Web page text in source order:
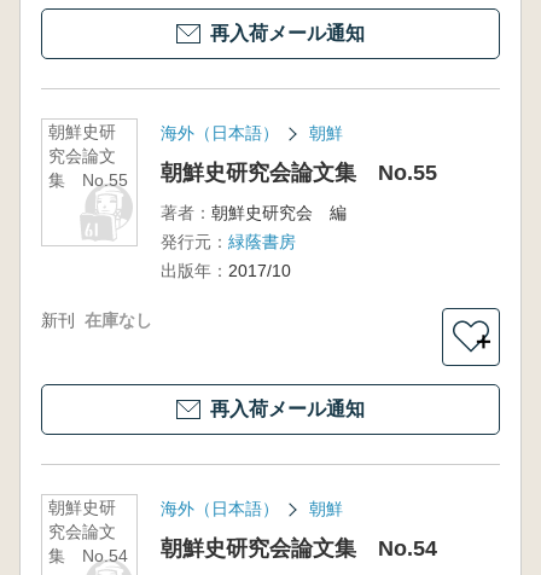
再入荷メール通知
朝鮮史研
究会論文
集 No.55
海外（日本語） 朝鮮
朝鮮史研究会論文集 No.55
著者： 朝鮮史研究会 編
発行元： 緑蔭書房
出版年： 2017/10
新刊 在庫なし
＋
再入荷メール通知
朝鮮史研
究会論文
集 No.54
海外（日本語） 朝鮮
朝鮮史研究会論文集 No.54